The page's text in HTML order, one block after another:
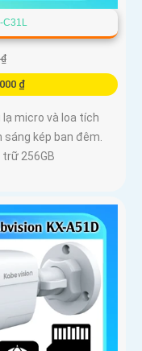
C31L
₫
lạ micro và loa tích
sáng kép ban đêm.
trữ 256GB